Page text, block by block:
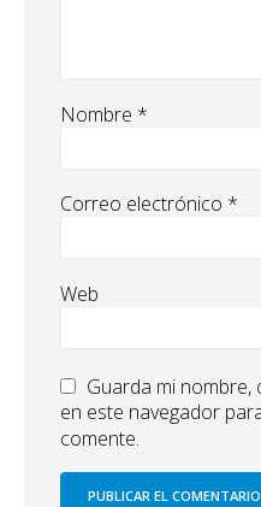
Nombre *
Correo electrónico *
Web
Guarda mi
en este navegador
comente.